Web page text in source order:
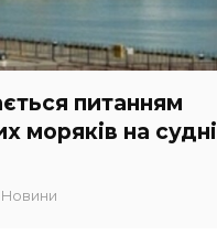
питанням
моряків на судні
Новини